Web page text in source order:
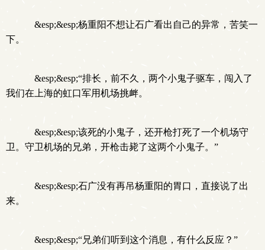
&esp;&esp;杨重阳不想让石广看出自己的异常，苦笑一
下。
&esp;&esp;“排长，前不久，两个小鬼子驱车，闯入了
我们在上海的虹口军用机场挑衅。
&esp;&esp;该死的小鬼子，还开枪打死了一个机场守
卫。守卫机场的兄弟，开枪击毙了这两个小鬼子。”
&esp;&esp;石广没有再吊杨重阳的胃口，直接说了出
来。
&esp;&esp;“兄弟们听到这个消息，有什么反应？”